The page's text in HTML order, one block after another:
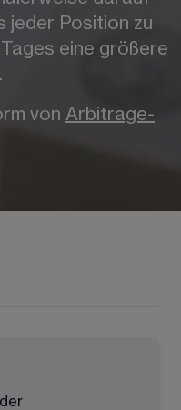
jeder Position zu
eine größere
von Arbitrage-